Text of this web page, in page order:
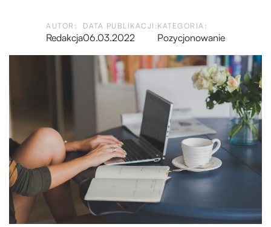
AUTOR:
Redakcja
DATA PUBLIKACJI:
06.03.2022
KATEGORIA:
Pozycjonowanie